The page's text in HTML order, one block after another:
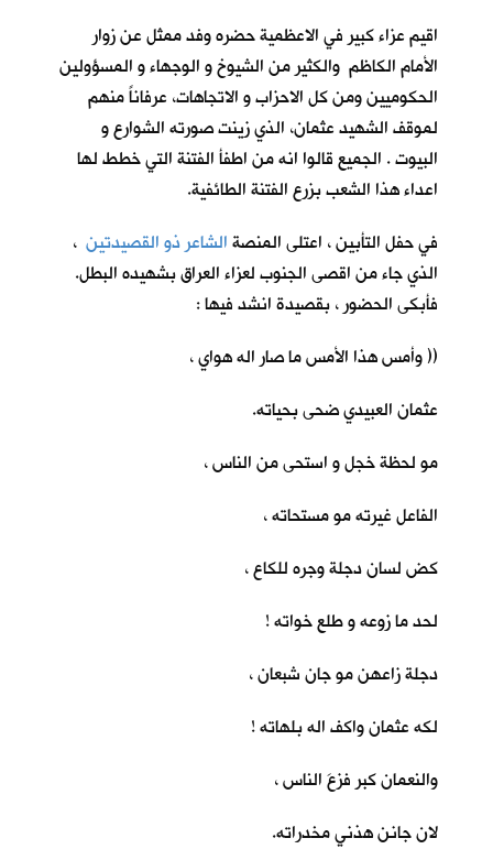
اقيم عزاء كبير في الاعظمية حضره وفد ممثل عن زوار
الأمام الكاظم والكثير من الشيوخ و الوجهاء و المسؤولين
الحكوميين ومن كل الاحزاب و الاتجاهات، عرفاناً منهم
لموقف الشهيد عثمان، الذي زينت صورته الشوارع و
البيوت . الجميع قالوا انه من اطفأ الفتنة التي خطط لها
اعداء هذا الشعب بزرع الفتنة الطائفية.
في حفل التأبين ، اعتلى المنصةالشاعر ذو القصيدتين ،
الذي جاء من اقصى الجنوب لعزاء العراق بشهيده البطل.
فأبكى الحضور ، بقصيدة انشد فيها :
(( وأمس هذا الأمس ما صار اله هواي ،
عثمان العبيدي ضحى بحياته.
مو لحظة خجل و استحى من الناس ،
الفاعل غيرته مو مستحاته ،
كض لسان دجلة وجره للكاع ،
لحد ما زوعه و طلع خواته !
دجلة زاعهن مو جان شبعان ،
لكه عثمان واكف اله بلهاته !
والنعمان كبر فزعَ الناس ،
لان جانن هذني مخدراته.